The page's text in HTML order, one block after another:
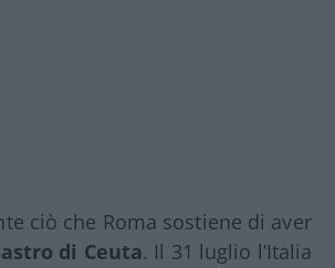
ciò che Roma sostiene di aver
di Ceuta. Il 31 luglio l’Italia